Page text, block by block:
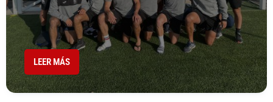
LEER MÁS